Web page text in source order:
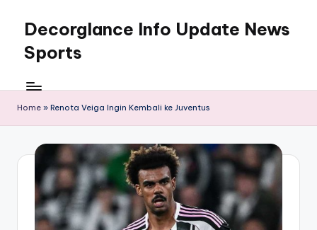
content
Decorglance Info Update News
Sports
adalah
sebuah
portal
olahraga
terupdate.
Home » Renota Veiga Ingin Kembali ke Juventus